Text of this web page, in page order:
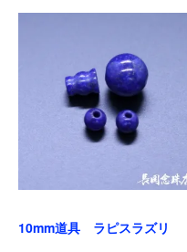
10mm道具 ラピスラズリ